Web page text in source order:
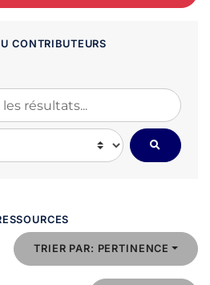
CONTRIBUTEURS
TRIER PAR: PERTINENCE